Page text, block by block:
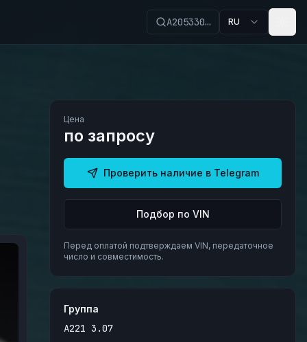
A205330… RU
Цена
по запросу
Проверить наличие в Telegram
Подбор по VIN
Перед оплатой подтверждаем VIN, передаточное
число и совместимость.
Группа
A221 3.07